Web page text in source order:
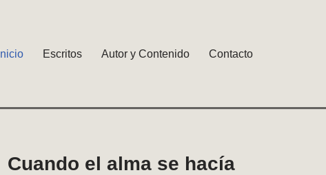
Inicio Escritos Autor y Contenido Contacto
Cuando el alma se hacía